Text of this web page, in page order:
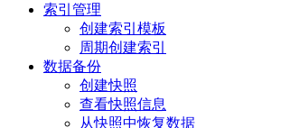
索引管理
创建索引模板
周期创建索引
数据备份
创建快照
查看快照信息
从快照中恢复数据